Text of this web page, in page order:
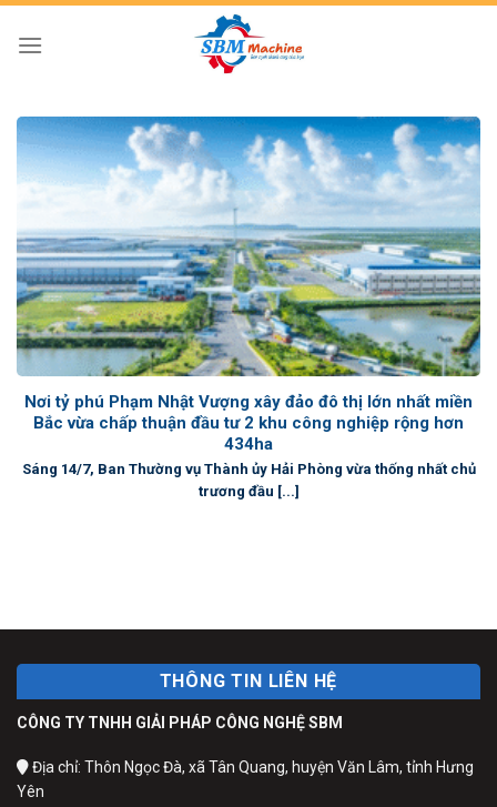
Skip
Nơi tỷ phú Phạm Nhật Vượng xây đảo đô thị lớn nhất miền
Bắc vừa chấp thuận đầu tư 2 khu công nghiệp rộng hơn
434ha
Sáng 14/7, Ban Thường vụ Thành ủy Hải Phòng vừa thống nhất chủ
trương đầu [...]
THÔNG TIN LIÊN HỆ
CÔNG TY TNHH GIẢI PHÁP CÔNG NGHỆ SBM
Địa chỉ: Thôn Ngọc Đà, xã Tân Quang, huyện Văn Lâm, tỉnh Hưng
Yên